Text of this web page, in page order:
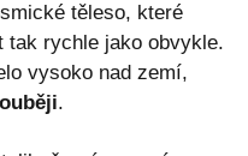
těleso, které
tak rychle jako obvykle.
vysoko nad zemí,
.